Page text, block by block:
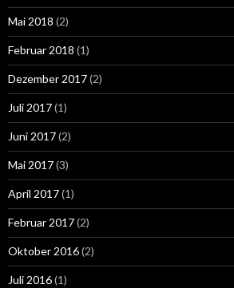
Mai 2018 (2)
Februar 2018 (1)
Dezember 2017(2)
Juli 2017(1)
Juni 2017(2)
Mai 2017(3)
April 2017(1)
Februar 2017(2)
Oktober 2016(2)
Juli 2016(1)